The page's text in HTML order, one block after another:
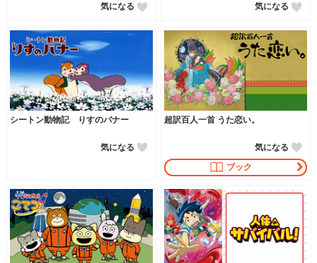
気になる 気になる
シートン動物記 りすのバナー
気になる
超訳百人一首 うた恋い。
ブック
気になる